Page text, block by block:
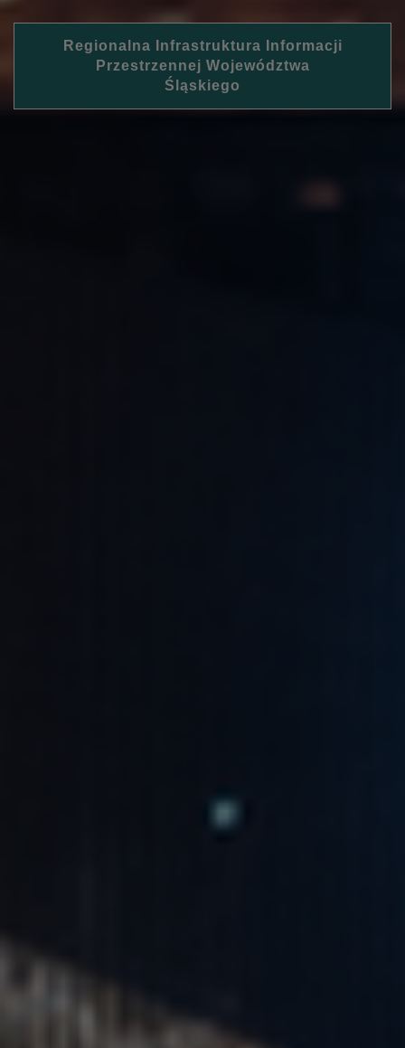
Regionalna Infrastruktura Informacji
Przestrzennej Województwa
Śląskiego